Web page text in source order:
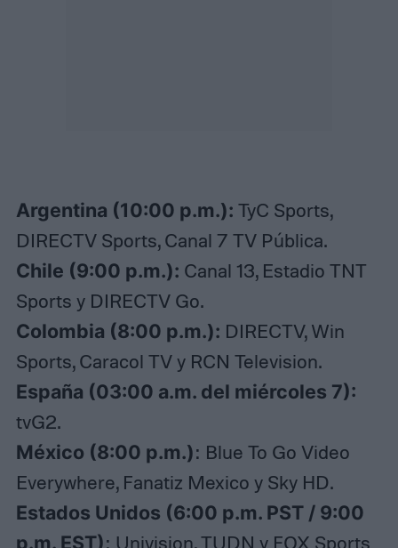
Argentina (10:00 p.m.): TyC Sports,
DIRECTV Sports, Canal 7 TV Pública.
Chile (9:00 p.m.): Canal 13, Estadio TNT
Sports y DIRECTV Go.
Colombia (8:00 p.m.): DIRECTV, Win
Sports, Caracol TV y RCN Television.
España (03:00 a.m. del miércoles 7):
tvG2.
México (8:00 p.m.): Blue To Go Video
Everywhere, Fanatiz Mexico y Sky HD.
Estados Unidos (6:00 p.m. PST / 9:00
p.m. EST): Univision, TUDN y FOX Sports